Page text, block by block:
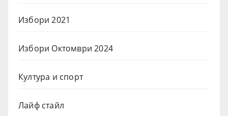
Избори 2021
Избори Октомври 2024
Култура и спорт
Лайф стайл